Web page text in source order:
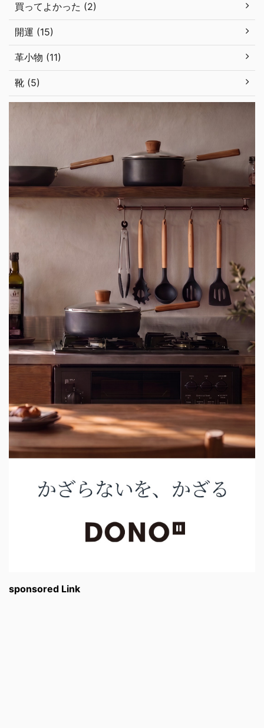
買ってよかった (2)
開運 (15)
革小物 (11)
靴 (5)
sponsored Link